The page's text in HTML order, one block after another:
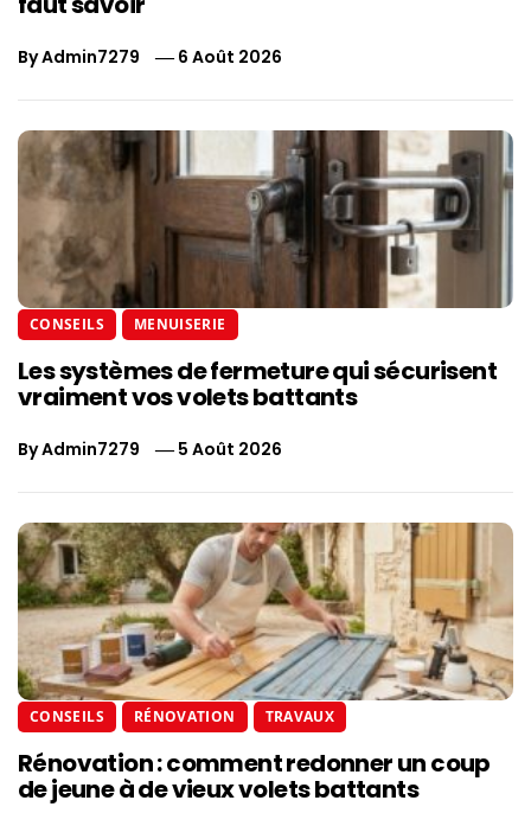
ByAdmin7279 6 Août 2026
CONSEILS MENUISERIE
Les systèmes de fermeture qui sécurisent
vraiment vos volets battants
ByAdmin7279 5 Août 2026
CONSEILS RÉNOVATION TRAVAUX
Rénovation : comment redonner un coup
de jeune à de vieux volets battants